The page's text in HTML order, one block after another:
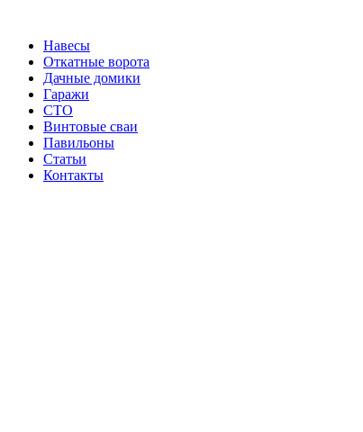
содержимому
Навесы
Откатные ворота
Дачные домики
Гаражи
СТО
Винтовые сваи
Павильоны
Статьи
Контакты